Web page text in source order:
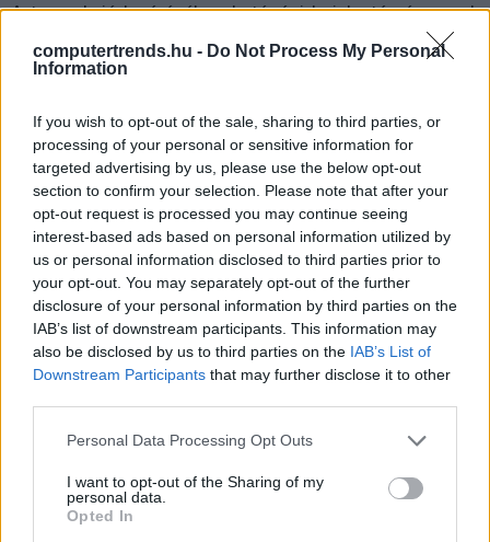
computertrends.hu - Do Not Process My Personal
Information
If you wish to opt-out of the sale, sharing to third parties, or
processing of your personal or sensitive information for
targeted advertising by us, please use the below opt-out
section to confirm your selection. Please note that after your
opt-out request is processed you may continue seeing
interest-based ads based on personal information utilized by
us or personal information disclosed to third parties prior to
your opt-out. You may separately opt-out of the further
disclosure of your personal information by third parties on the
IAB’s list of downstream participants. This information may
also be disclosed by us to third parties on the IAB’s List of
Downstream Participants that may further disclose it to other
Please note that this website/app uses one or more Google
not limited to your visit or usage behaviour. You may click to
grant or deny consent to Google and its third-party tags to
use your data for below specified purposes in below Google
Personal Data Processing Opt Outs
I want to opt-out of the Sharing of my
personal data.
Opted In
A tranzakció lezárásához hatósági bejelentés és annak
hatósági tudomásulvétele szükséges - közölték.
milliárd forint volt 2021-ben, 4,0 százalékkal több, mint
2020-ban, adózott eredménye 35,7 százalékkal, 62,8
milliárd forintra nőtt. A kamat-, adófizetés és
amortizáció előtti eredmény (EBITDA) 241 milliárd
forintot tett ki tavaly, 6,6 százalékkal haladta meg az
előző évi eredményt. A társaság alkalmazottainak
száma 6786 volt a tavalyi üzleti év végén.
Diákok a munkaerőpiacon: Így formálják a 2026-os
A diákoknak már nem elég a magas órabér,
rugalmasságot is várnak.